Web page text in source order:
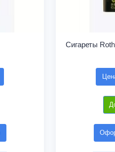
Сигареты